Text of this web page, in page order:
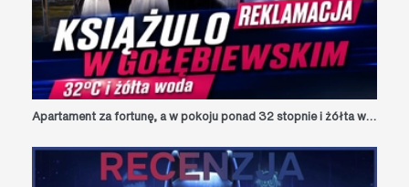
Apartament za fortunę, a w pokoju ponad 32 stopnie i żółta woda! Nagranie Książula z pobytu w nowym hotelu Gołębiewski obiegło sieć